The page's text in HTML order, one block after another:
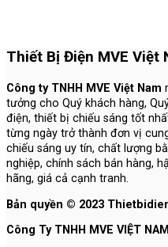
Thiết Bị Điện MVE Việt
Công ty TNHH MVE Việt Nam
tưởng cho Quý khách hàng,
điện, thiết bị chiếu sáng tốt
từng ngày trở thành đơn vị
chiếu sáng uy tín, chất lượng
nghiệp, chính sách bán hàng,
hãng, giá cả cạnh tranh.
Bản quyền © 2023
Công Ty TNHH MVE VIỆT NAM